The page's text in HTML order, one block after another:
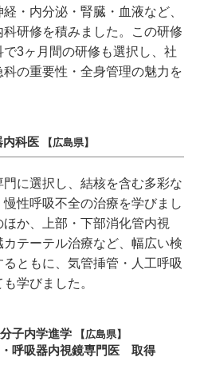
・内分泌・腎臓・血液など、
科研修を積みました。この研修
3ヶ月間の研修も選択し、社
の重要性・全身管理の魅力を
内科医 【広島県】
門に選択し、結核を含む多彩な
性呼吸不全の治療を学びまし
か、上部・下部消化管内視
テーテル治療など、幅広い検
ともに、気管挿管・人工呼吸
学びました。
子内学進学 【広島県】
呼吸器内視鏡専門医 取得